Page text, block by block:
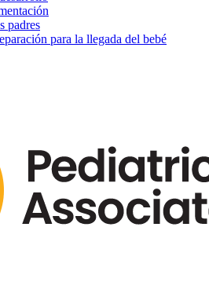
padres
para la llegada del bebé